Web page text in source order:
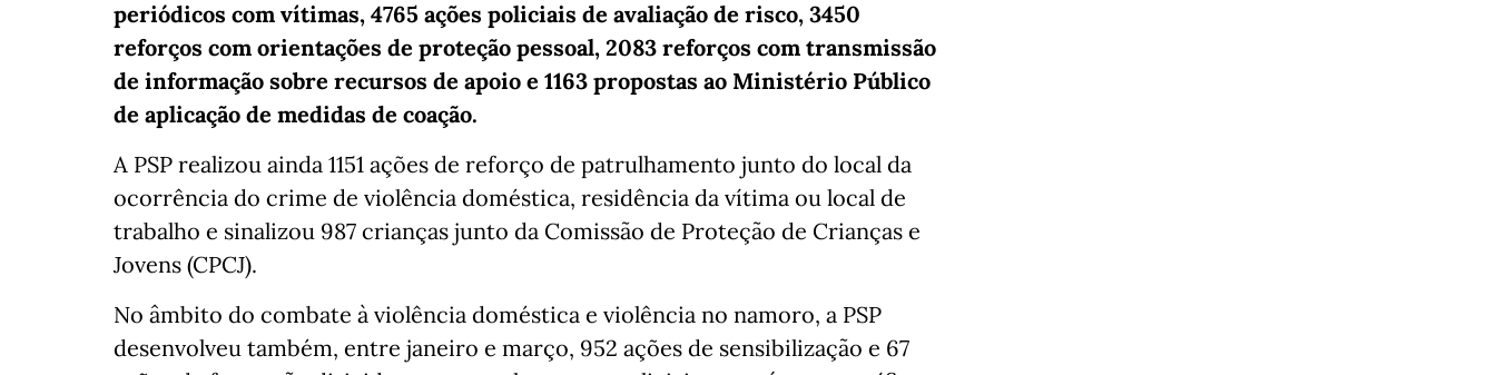
periódicos com vítimas, 4765 ações policiais de avaliação de risco, 3450
reforços com orientações de proteção pessoal, 2083 reforços com transmissão
de informação sobre recursos de apoio e 1163 propostas ao Ministério Público
de aplicação de medidas de coação.
A PSP realizou ainda 1151 ações de reforço de patrulhamento junto do local da
ocorrência do crime de violência doméstica, residência da vítima ou local de
trabalho e sinalizou 987 crianças junto da Comissão de Proteção de Crianças e
Jovens (CPCJ).
No âmbito do combate à violência doméstica e violência no namoro, a PSP
desenvolveu também, entre janeiro e março, 952 ações de sensibilização e 67